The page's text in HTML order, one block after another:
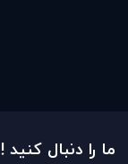
ما را دنبال کنید !